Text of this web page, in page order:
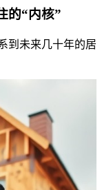
的“内核”
到未来几十年的居